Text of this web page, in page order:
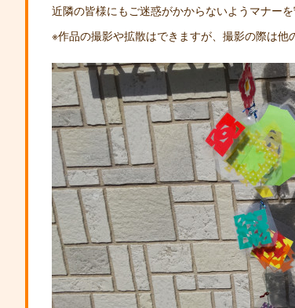
近隣の皆様にもご迷惑がかからないようマナーを
※作品の撮影や拡散はできますが、撮影の際は他